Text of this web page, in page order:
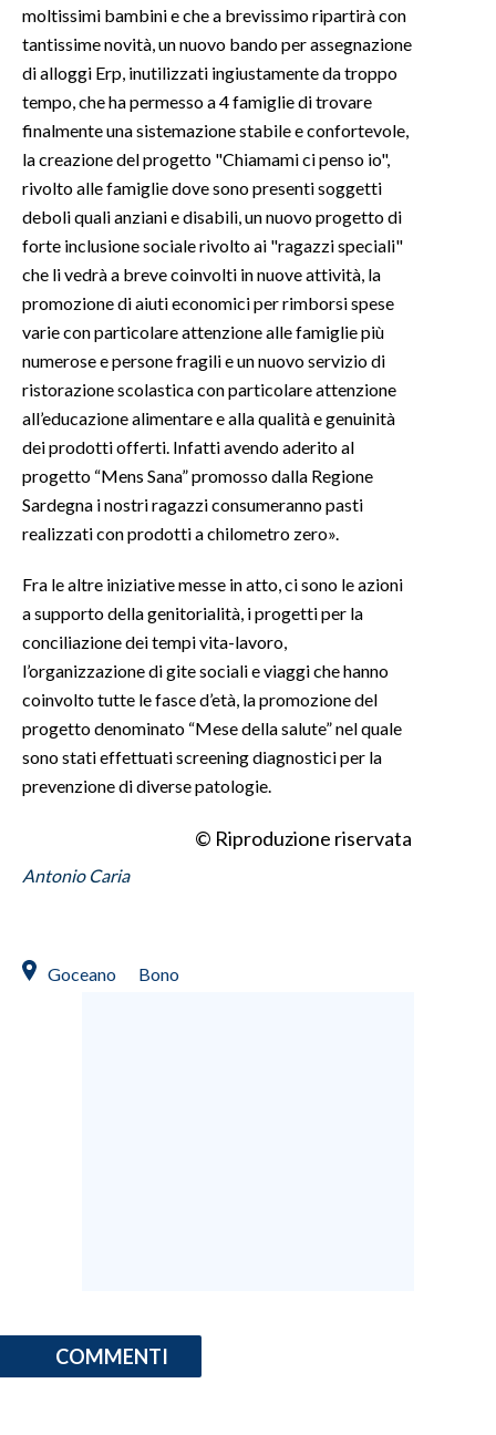
ABBONATI
NECROLOGI
PUBBLICITÀ
SPIAGGE
STORE
moltissimi bambini e che a brevissimo ripartirà con
tantissime novità, un nuovo bando per assegnazione
di alloggi Erp, inutilizzati ingiustamente da troppo
tempo, che ha permesso a 4 famiglie di trovare
finalmente una sistemazione stabile e confortevole,
la creazione del progetto "Chiamami ci penso io",
rivolto alle famiglie dove sono presenti soggetti
deboli quali anziani e disabili, un nuovo progetto di
forte inclusione sociale rivolto ai "ragazzi speciali"
che li vedrà a breve coinvolti in nuove attività, la
promozione di aiuti economici per rimborsi spese
varie con particolare attenzione alle famiglie più
numerose e persone fragili e un nuovo servizio di
ristorazione scolastica con particolare attenzione
all’educazione alimentare e alla qualità e genuinità
dei prodotti offerti. Infatti avendo aderito al
progetto “Mens Sana” promosso dalla Regione
Sardegna i nostri ragazzi consumeranno pasti
realizzati con prodotti a chilometro zero».
Fra le altre iniziative messe in atto, ci sono le azioni
a supporto della genitorialità, i progetti per la
conciliazione dei tempi vita-lavoro,
l’organizzazione di gite sociali e viaggi che hanno
coinvolto tutte le fasce d’età, la promozione del
progetto denominato “Mese della salute” nel quale
sono stati effettuati screening diagnostici per la
prevenzione di diverse patologie.
© Riproduzione riservata
Antonio Caria
Goceano Bono
COMMENTI